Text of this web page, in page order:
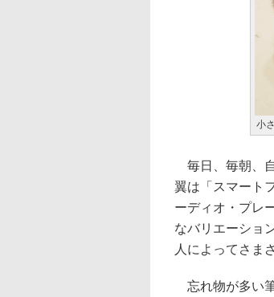
小
毎日、毎朝、
翼は「スマート
ーディオ・プレ
なバリエーショ
人によってさま
忘れ物が多い